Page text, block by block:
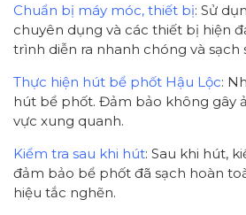
Chuẩn bị máy móc, thiết bị: Sử
chuyên dụng và các thiết bị hiện
trình diễn ra nhanh chóng và sạch
Thực hiện hút bể phốt Hậu Lộc:
hút bể phốt. Đảm bảo không gây
vực xung quanh.
Kiểm tra sau khi hút: Sau khi hút,
đảm bảo bể phốt đã sạch hoàn
hiệu tắc nghẽn.